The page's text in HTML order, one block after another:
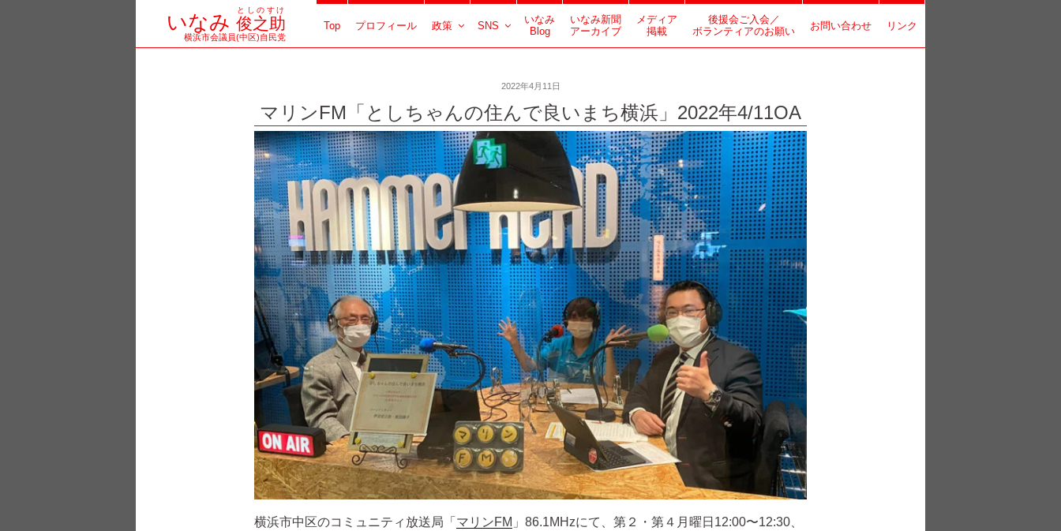
ン
いなみ 俊之助
としのすけ
横浜市会議員(中区)自民党
Top プロフィール 政策 SNS
いなみ
Blog
いなみ新聞
アーカイブ
メディア
掲載
後援会ご入会／
ボランティアのお願い
お問い合わせ リンク
2022年4月11日
マリンFM「としちゃんの住んで良いまち横浜」2022年4/11OA
横浜市中区のコミュニティ放送局「 マリンFM 」86.1MHzにて、第２・第４月曜日12:00〜12:30、